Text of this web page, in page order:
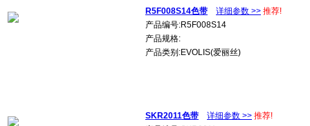
R5F008S14色带 详细参数 >> 推荐!
产品编号:R5F008S14
产品规格:
产品类别:EVOLIS(爱丽丝)
SKR2011色带 详细参数 >> 推荐!